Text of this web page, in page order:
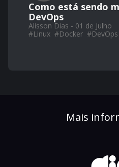
Como está sendo
DevOps
Alisson Dias - 01 de Julho
#Linux #Docker #DevOps
Mais